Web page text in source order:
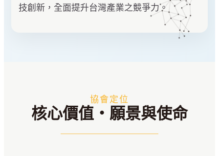
技創新，全面提升台灣產業之競爭力。
協會定位
核心價值・願景與使命